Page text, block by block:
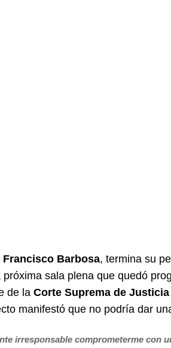
Francisco Barbosa, termina su
sala plena que quedó
de la Corte Suprema de
manifestó que no podría dar
irresponsable comprometerme con